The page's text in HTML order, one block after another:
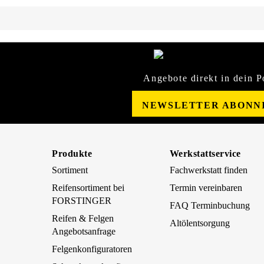
Angebote direkt in dein
NEWSLETTER
Produkte
Sortiment
Reifensortiment bei
FORSTINGER
Reifen & Felgen
Angebotsanfrage
Felgenkonfiguratoren
Werkstattservice
Fachwerkstatt finden
Termin vereinbaren
FAQ Terminbuchung
Altölentsorgung